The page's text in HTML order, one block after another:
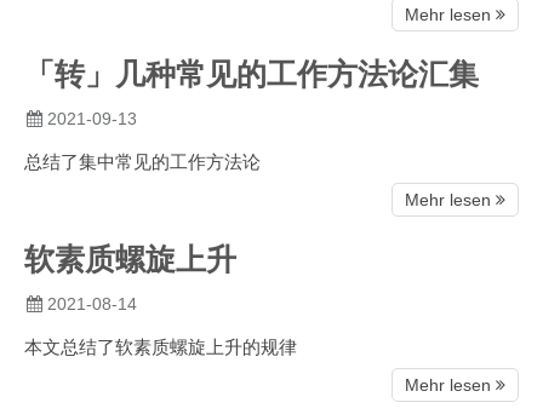
Mehr lesen
「转」几种常见的工作方法论汇集
2021-09-13
总结了集中常见的工作方法论
Mehr lesen
软素质螺旋上升
2021-08-14
本文总结了软素质螺旋上升的规律
Mehr lesen